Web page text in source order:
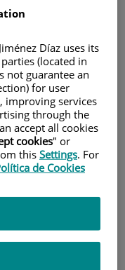
Díaz uses its
(located in
not guarantee an
for user
improving services
through the
accept all cookies
cookies" or
this Settings. For
de Cookies